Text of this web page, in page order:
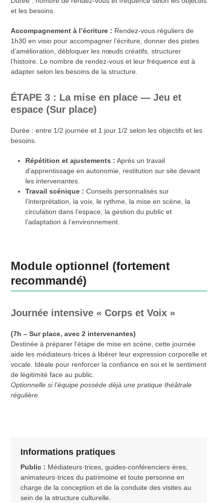
et les besoins.
Accompagnement à l’écriture : Rendez-vous réguliers de
1h30 en visio pour accompagner l’écriture, donner des pistes
d’amélioration, débloquer les nœuds créatifs, structurer
l’histoire. Le nombre de rendez-vous et leur fréquence est à
adapter selon les besoins de la structure.
ÉTAPE 3 : La mise en place — Jeu et
espace (Sur place)
Durée : entre 1/2 journée et 1 jour 1/2 selon les objectifs et les
besoins.
Répétition et ajustements : Après un travail
d’apprentissage en autonomie, restitution sur site devant
les intervenantes.
Travail scénique : Conseils personnalisés sur
l’interprétation, la voix, le rythme, la mise en scène, la
circulation dans l’espace, la gestion du public et
l’adaptation à l’environnement.
Module optionnel (fortement
recommandé)
Journée intensive « Corps et Voix »
(7h – Sur place, avec 2 intervenantes)
Destinée à préparer l’étape de mise en scène, cette journée
aide les médiateurs·trices à libérer leur expression corporelle et
vocale. Idéale pour renforcer la confiance en soi et le sentiment
de légitimité face au public.
Optionnelle si l’équipe possède déjà une pratique théâtrale
régulière.
Informations pratiques
Public : Médiateurs·trices, guides-conférenciers·ères,
animateurs·trices du patrimoine et toute personne en
charge de la conception et de la conduite des visites au
sein de la structure culturelle.